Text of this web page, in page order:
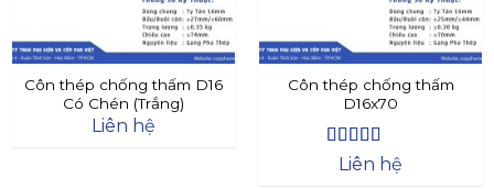
Côn thép chống thấm D16
Có Chén (Trắng)
Liên hệ
Côn thép chống thấm
D16x70
Được xếp
5
Liên hệ